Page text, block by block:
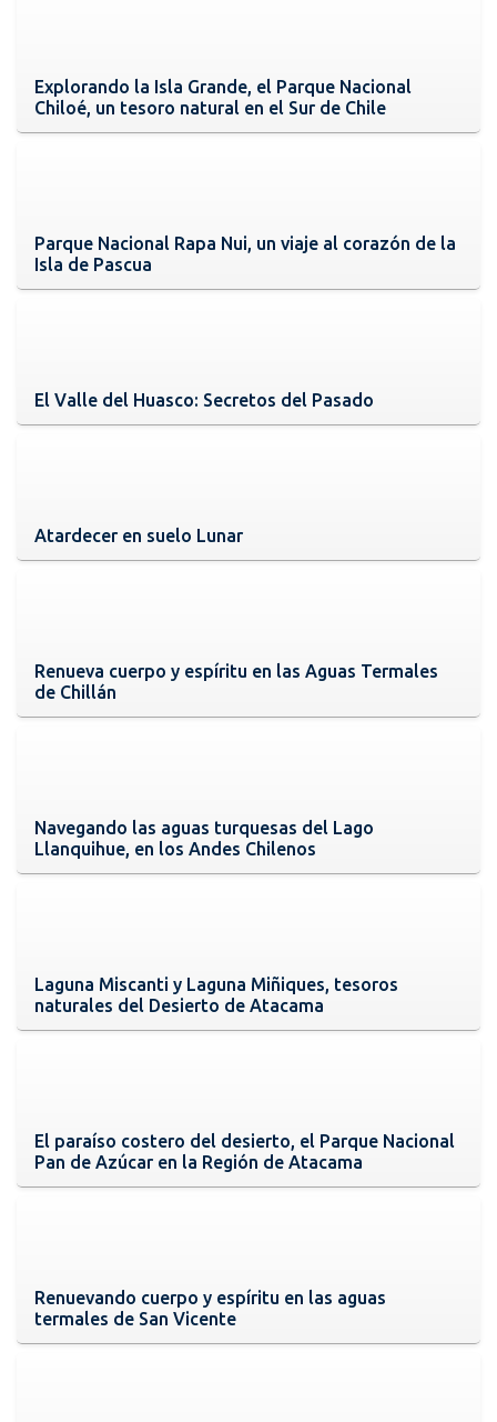
Explorando la Isla Grande, el Parque Nacional
Chiloé, un tesoro natural en el Sur de Chile
Parque Nacional Rapa Nui, un viaje al corazón de la
Isla de Pascua
El Valle del Huasco: Secretos del Pasado
Atardecer en suelo Lunar
Renueva cuerpo y espíritu en las Aguas Termales
de Chillán
Navegando las aguas turquesas del Lago
Llanquihue, en los Andes Chilenos
Laguna Miscanti y Laguna Miñiques, tesoros
naturales del Desierto de Atacama
El paraíso costero del desierto, el Parque Nacional
Pan de Azúcar en la Región de Atacama
Renuevando cuerpo y espíritu en las aguas
termales de San Vicente